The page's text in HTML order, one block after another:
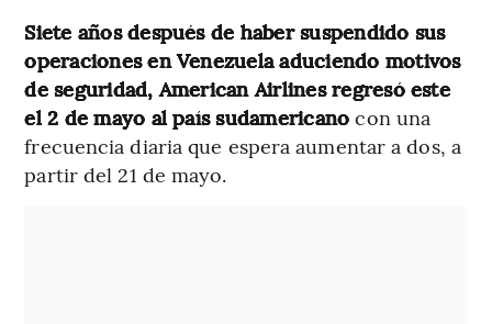
Siete años después de haber suspendido sus
operaciones en Venezuela aduciendo motivos
de seguridad, American Airlines regresó este
el 2 de mayo al país sudamericano con una
frecuencia diaria que espera aumentar a dos, a
partir del 21 de mayo.